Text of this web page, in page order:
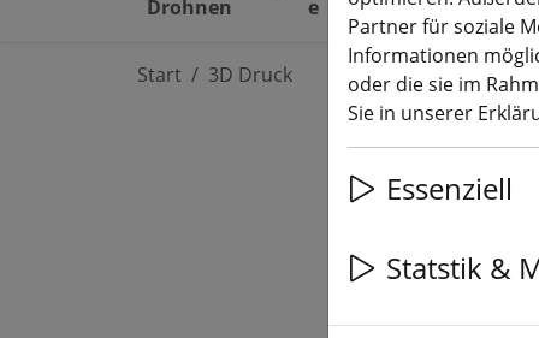
Drohnen
e
t
Start 3D Druck
Partner für soziale
Informationen
oder die sie im
Sie in unserer
Essenziell
Statstik &